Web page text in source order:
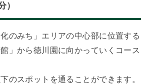
）
のみち」エリアの中心部に位置する
館」から徳川園に向かっていくコース
のスポットを通ることができます。